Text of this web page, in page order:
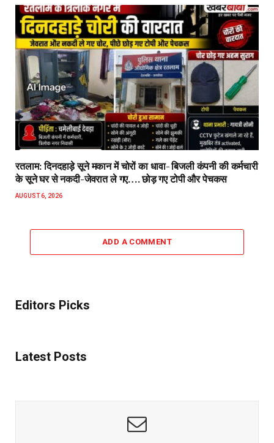
रतलाम: दिनदहाड़े सूने मकान में चोरों का धावा- बिजली कंपनी की कर्मचारी
के सूने घर से नकदी-जेवरात ले गए…. छोड़ गए टोपी और पेचकस
AUGUST 6, 2026
ADD A COMMENT
Editors Picks
Latest Posts